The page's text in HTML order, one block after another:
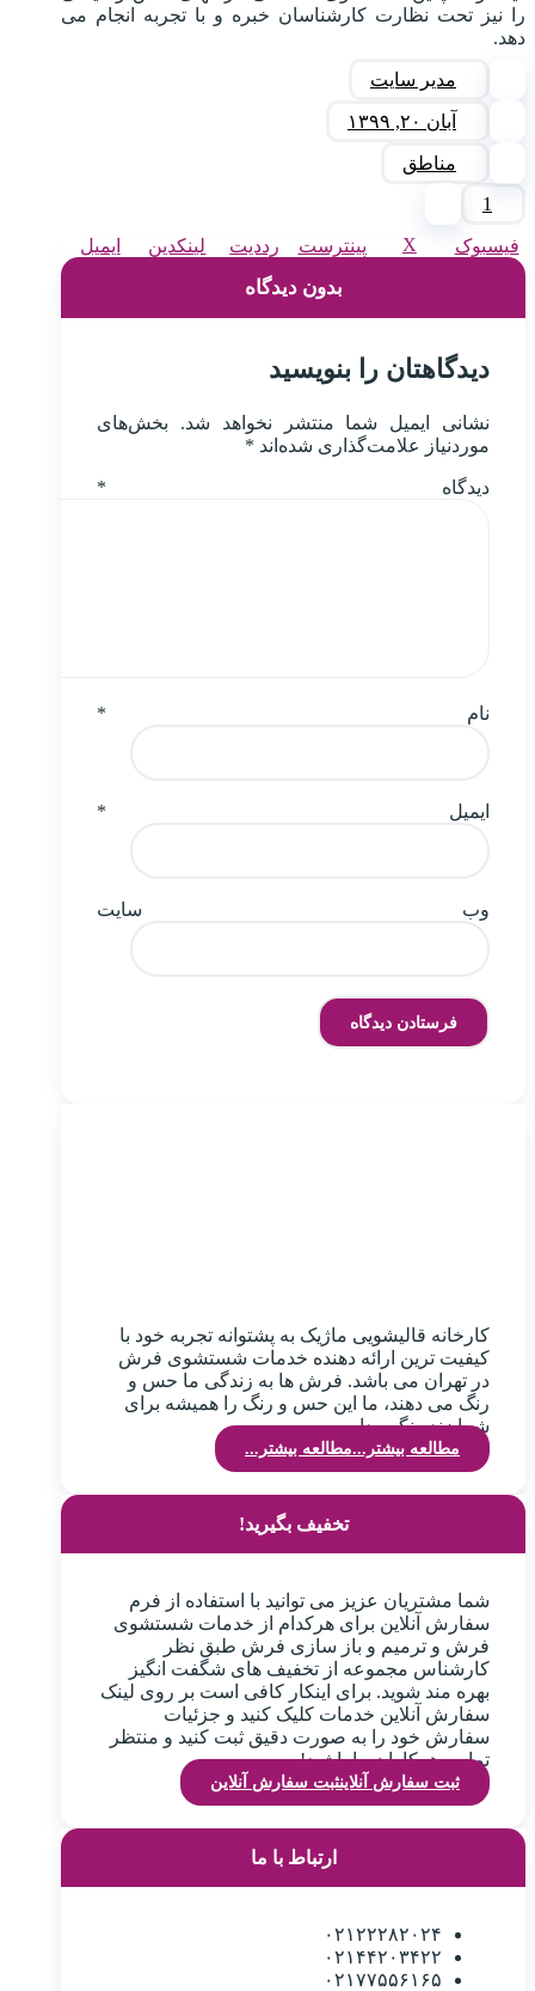
را نیز تحت نظارت کارشناسان خبره و با تجربه انجام می
دهد.
مدیر سایت
آبان ۲۰, ۱۳۹۹
مناطق
1
فیسبوک X پینترست رددیت لینکدین ایمیل
بدون دیدگاه
دیدگاهتان را بنویسید
نشانی ایمیل شما منتشر نخواهد شد.
بخش‌های
موردنیاز علامت‌گذاری شده‌اند *
دیدگاه *
نام *
ایمیل *
وب‌ سایت
کارخانه قالیشویی ماژیک به پشتوانه تجربه خود با
کیفیت ترین ارائه دهنده خدمات شستشوی فرش
در تهران می باشد. فرش ها به زندگی ما حس و
رنگ می دهند، ما این حس و رنگ را همیشه برای
شما زنده نگهمیداریم.
مطالعه بیشتر...مطالعه بیشتر...
تخفیف بگیرید!
شما مشتریان عزیز می توانید با استفاده از فرم
سفارش آنلاین برای هرکدام از خدمات شستشوی
فرش و ترمیم و باز سازی فرش طبق نظر
کارشناس مجموعه از تخفیف های شگفت انگیز
بهره مند شوید. برای اینکار کافی است بر روی لینک
سفارش آنلاین خدمات کلیک کنید و جزئیات
سفارش خود را به صورت دقیق ثبت کنید و منتظر
تماس همکاران ما باشید!
ثبت سفارش آنلاینثبت سفارش آنلاین
ارتباط با ما
۰۲۱۲۲۲۸۲۰۲۴
۰۲۱۴۴۲۰۳۴۲۲
۰۲۱۷۷۵۵۶۱۶۵